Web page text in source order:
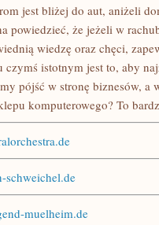
jest bliżej do aut, aniżeli
powiedzieć, że jeżeli w
wiedzę oraz chęci,
czymś istotnym jest to, aby
pójść w stronę biznesów,
komputerowego? To
schweichel.de
muelheim.de